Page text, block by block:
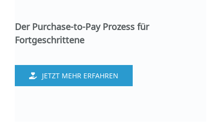
Der Purchase-to-Pay Prozess für
Fortgeschrittene
JETZT MEHR ERFAHREN